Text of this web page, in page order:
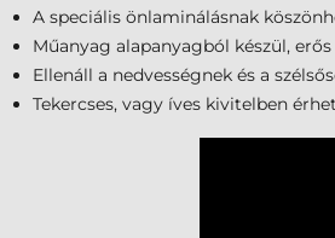
A speciális önlaminálásnak
Műanyag alapanyagból készül,
Ellenáll a nedvességnek és a
Tekercses, vagy íves kivitelben